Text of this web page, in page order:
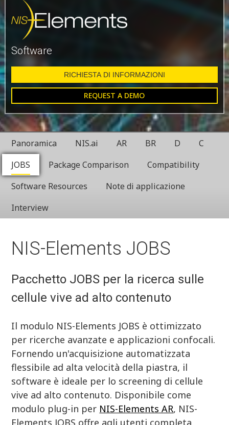
Software
RICHIESTA DI INFORMAZIONI
REQUEST A DEMO
Panoramica NIS.ai AR BR D
C
JOBS
Package Comparison
Compatibility
Software Resources
Note di applicazione
Interview
NIS-Elements JOBS
Pacchetto JOBS per la ricerca sulle
cellule vive ad alto contenuto
Il modulo NIS-Elements JOBS è ottimizzato
per ricerche avanzate e applicazioni confocali.
Fornendo un'acquisizione automatizzata
flessibile ad alta velocità della piastra, il
software è ideale per lo screening di cellule
vive ad alto contenuto. Disponibile come
modulo plug-in per NIS-Elements AR, NIS-
Elements JOBS offre agli utenti completa